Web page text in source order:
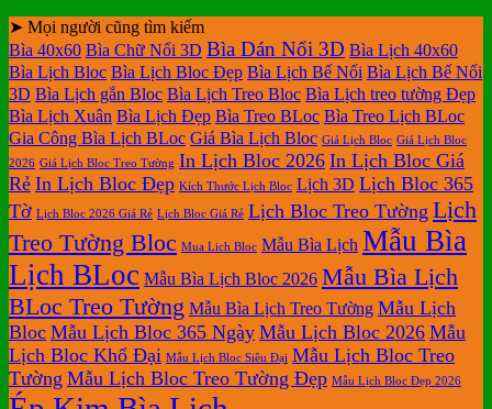
➤ Mọi người cũng tìm kiếm
Bìa 40x60 Bìa Chữ Nổi 3D Bìa Dán Nổi 3D Bìa Lịch 40x60
Bìa Lịch Bloc Bìa Lịch Bloc Đẹp Bìa Lịch Bế Nổi Bìa Lịch Bế Nổi
3D Bìa Lịch gắn Bloc Bìa Lịch Treo Bloc Bìa Lịch treo tường Đẹp
Bìa Lịch Xuân Bìa Lịch Đẹp Bìa Treo BLoc Bìa Treo Lịch BLoc
Gia Công Bìa Lịch BLoc Giá Bìa Lịch Bloc Giá Lịch Bloc Giá Lịch Bloc
2026 Giá Lịch Bloc Treo Tường In Lịch Bloc 2026 In Lịch Bloc Giá
Rẻ In Lịch Bloc Đẹp Kích Thước Lịch Bloc Lịch 3D Lịch Bloc 365
Tờ Lịch Bloc 2026 Giá Rẻ Lịch Bloc Giá Rẻ Lịch Bloc Treo Tường Lịch
Treo Tường Bloc Mua Lich Bloc Mẫu Bìa Lịch Mẫu Bìa
Lịch BLoc Mẫu Bìa Lịch Bloc 2026 Mẫu Bìa Lịch
BLoc Treo Tường Mẫu Bìa Lịch Treo Tường Mẫu Lịch
Bloc Mẫu Lịch Bloc 365 Ngày Mẫu Lịch Bloc 2026 Mẫu
Lịch Bloc Khổ Đại Mẫu Lịch Bloc Siêu Đại Mẫu Lịch Bloc Treo
Tường Mẫu Lịch Bloc Treo Tường Đẹp Mẫu Lịch Bloc Đẹp 2026